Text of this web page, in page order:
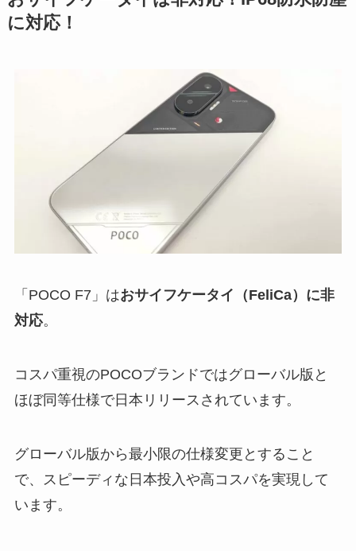
に対応！
「POCO F7」はおサイフケータイ（FeliCa）に非
対応。
コスパ重視のPOCOブランドではグローバル版と
ほぼ同等仕様で日本リリースされています。
グローバル版から最小限の仕様変更とすること
で、スピーディな日本投入や高コスパを実現して
います。